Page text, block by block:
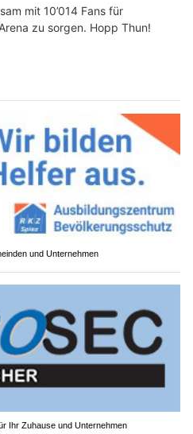
mit 10’014 Fans für
zu sorgen. Hopp Thun!
und Unternehmen
Ihr Zuhause und Unternehmen